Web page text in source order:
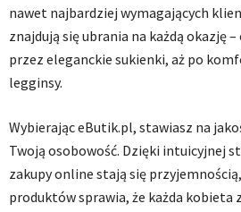
nawet najbardziej wymagających
znajdują się ubrania na każdą okazję
przez eleganckie sukienki, aż po
legginsy.
Wybierając eButik.pl, stawiasz na
Twoją osobowość. Dzięki intuicyjnej
zakupy online stają się
produktów sprawia, że każda kobieta